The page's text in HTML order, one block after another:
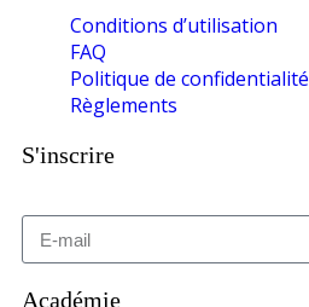
Conditions d’utilisation
FAQ
Politique de confidentialité
Règlements
S'inscrire
Académie